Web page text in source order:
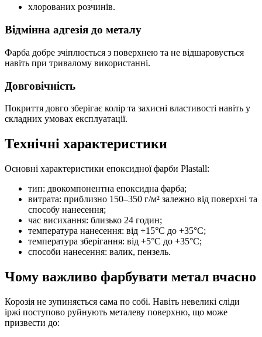
хлорованих розчинів.
Відмінна адгезія до металу
Фарба добре зчіплюється з поверхнею та не відшаровується
навіть при тривалому використанні.
Довговічність
Покриття довго зберігає колір та захисні властивості навіть у
складних умовах експлуатації.
Технічні характеристики
Основні характеристики епоксидної фарби Plastall:
тип: двокомпонентна епоксидна фарба;
витрата: приблизно 150–350 г/м² залежно від поверхні та
способу нанесення;
час висихання: близько 24 годин;
температура нанесення: від +15°C до +35°C;
температура зберігання: від +5°C до +35°C;
способи нанесення: валик, пензель.
Чому важливо фарбувати метал вчасно
Корозія не зупиняється сама по собі. Навіть невеликі сліди
іржі поступово руйнують металеву поверхню, що може
призвести до: